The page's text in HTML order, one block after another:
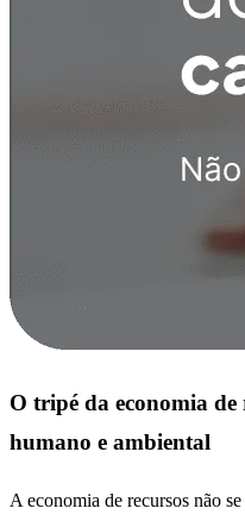
O tripé da economia
humano e ambiental
A economia de recursos não